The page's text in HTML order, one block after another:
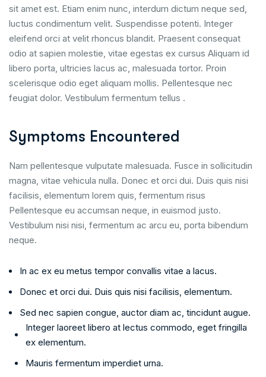
sit amet est. Etiam enim nunc, interdum dictum neque sed,
luctus condimentum velit. Suspendisse potenti. Integer
eleifend orci at velit rhoncus blandit. Praesent consequat
odio at sapien molestie, vitae egestas ex cursus Aliquam id
libero porta, ultricies lacus ac, malesuada tortor. Proin
scelerisque odio eget aliquam mollis. Pellentesque nec
feugiat dolor. Vestibulum fermentum tellus .
Symptoms Encountered
Nam pellentesque vulputate malesuada. Fusce in sollicitudin
magna, vitae vehicula nulla. Donec et orci dui. Duis quis nisi
facilisis, elementum lorem quis, fermentum risus
Pellentesque eu accumsan neque, in euismod justo.
Vestibulum nisi nisi, fermentum ac arcu eu, porta bibendum
neque.
In ac ex eu metus tempor convallis vitae a lacus.
Donec et orci dui. Duis quis nisi facilisis, elementum.
Sed nec sapien congue, auctor diam ac, tincidunt augue.
Integer laoreet libero at lectus commodo, eget fringilla
ex elementum.
Mauris fermentum imperdiet urna.